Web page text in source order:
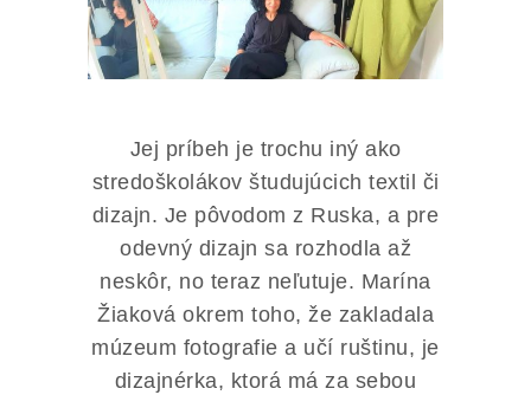
Jej príbeh je trochu iný ako
stredoškolákov študujúcich textil či
dizajn. Je pôvodom z Ruska, a pre
odevný dizajn sa rozhodla až
neskôr, no teraz neľutuje. Marína
Žiaková okrem toho, že zakladala
múzeum fotografie a učí ruštinu, je
dizajnérka, ktorá má za sebou